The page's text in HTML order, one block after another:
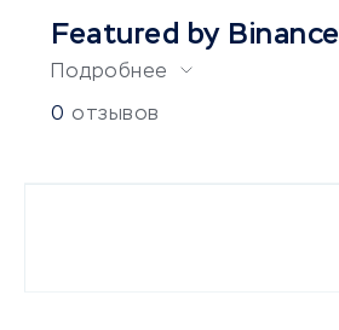
Featured by Binance
Подробнее
0 отзывов